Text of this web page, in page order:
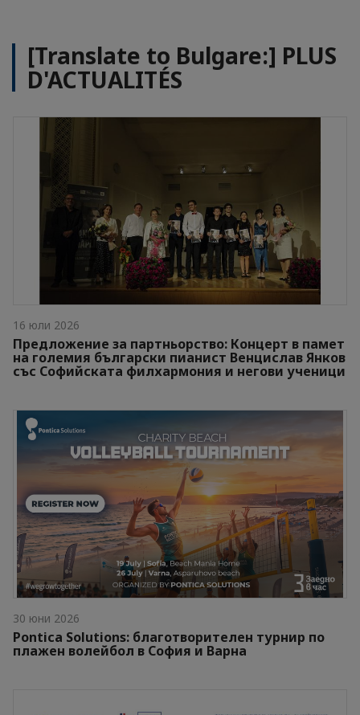
[Translate to Bulgare:] PLUS
D'ACTUALITÉS
16 юли 2026
Предложение за партньорство: Концерт в памет
на големия български пианист Венцислав Янков
със Софийската филхармония и негови ученици
30 юни 2026
Pontica Solutions: благотворителен турнир по
плажен волейбол в София и Варна